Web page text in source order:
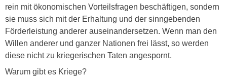
rein mit ökonomischen Vorteilsfragen beschäftigen, sondern
sie muss sich mit der Erhaltung und der sinngebenden
Förderleistung anderer auseinandersetzen. Wenn man den
Willen anderer und ganzer Nationen frei lässt, so werden
diese nicht zu kriegerischen Taten angespornt.
Warum gibt es Kriege?